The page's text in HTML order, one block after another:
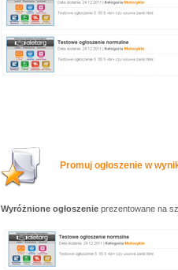
Promuj ogłoszenie w
Wyróżnione ogłoszenie prezentowane na